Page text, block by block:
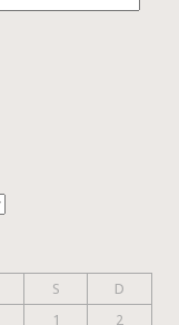
S
D
1
2